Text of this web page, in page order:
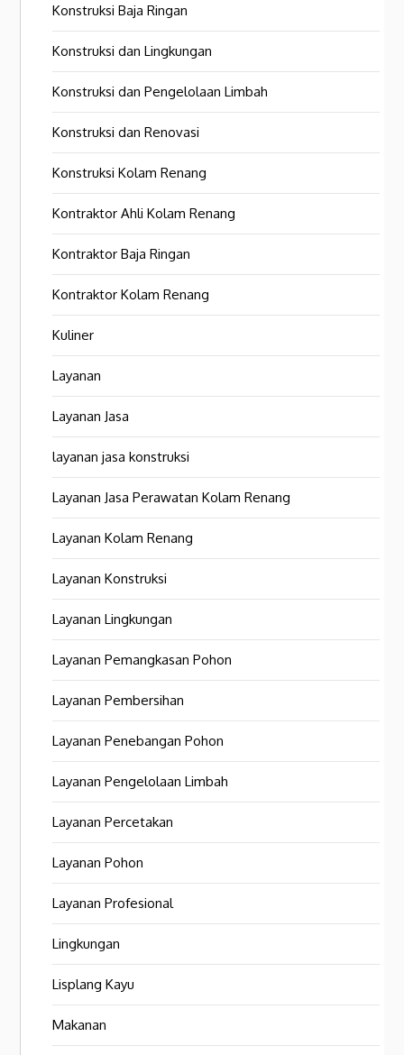
Konstruksi Baja Ringan
Konstruksi dan Lingkungan
Konstruksi dan Pengelolaan Limbah
Konstruksi dan Renovasi
Konstruksi Kolam Renang
Kontraktor Ahli Kolam Renang
Kontraktor Baja Ringan
Kontraktor Kolam Renang
Kuliner
Layanan
Layanan Jasa
layanan jasa konstruksi
Layanan Jasa Perawatan Kolam Renang
Layanan Kolam Renang
Layanan Konstruksi
Layanan Lingkungan
Layanan Pemangkasan Pohon
Layanan Pembersihan
Layanan Penebangan Pohon
Layanan Pengelolaan Limbah
Layanan Percetakan
Layanan Pohon
Layanan Profesional
Lingkungan
Lisplang Kayu
Makanan